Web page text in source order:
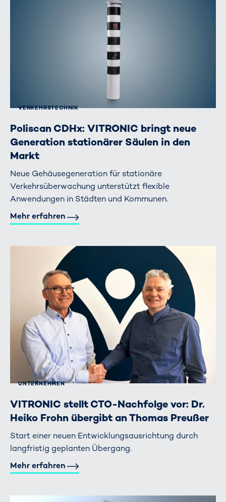
VERKEHRS­TECHNIK
Poliscan CDHx: VITRONIC bringt neue
Generation stationärer Säulen in den
Markt
Neue Gehäusegeneration für stationäre
Verkehrsüberwachung unterstützt flexible
Anwendungen in Städten und Kommunen.
Mehr erfahren
UNTERNEHMEN
VITRONIC stellt CTO-Nachfolge vor: Dr.
Heiko Frohn übergibt an Thomas Preußer
Start einer neuen Entwicklungsausrichtung durch
langfristig geplanten Übergang.
Mehr erfahren